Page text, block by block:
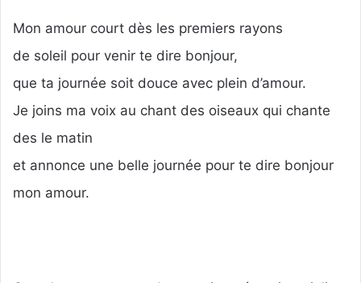
Mon amour court dès les premiers rayons
de soleil pour venir te dire bonjour,
que ta journée soit douce avec plein d’amour.
Je joins ma voix au chant des oiseaux qui chante
des le matin
et annonce une belle journée pour te dire bonjour
mon amour.